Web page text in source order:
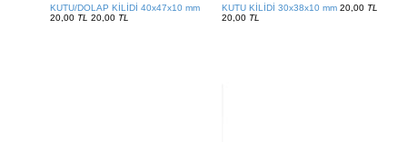
KUTU/DOLAP KİLİDİ 40x47x10 mm
20,00 TL 20,00 TL
KUTU KİLİDİ 30x38x10 mm 20,00 TL
20,00 TL